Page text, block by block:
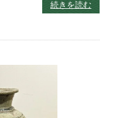
続きを読む